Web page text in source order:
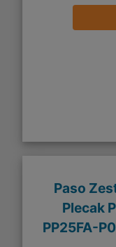
Paso
Plecak
PP25FA-